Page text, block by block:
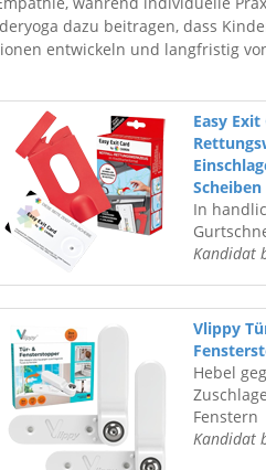
dazu beitragen, dass
entwickeln und langfristig
Easy Exit
Scheiben
In
Kandidat
Vlippy
Hebel
Fenstern
Kandidat